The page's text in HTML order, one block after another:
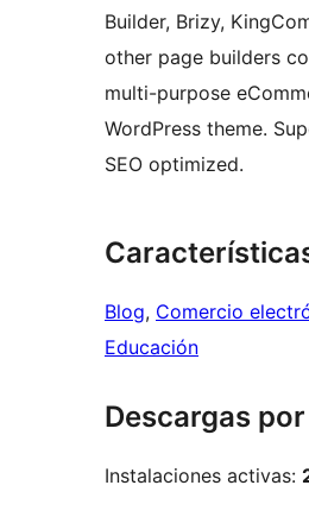
Builder, Brizy,
other page builders
multi-purpose
WordPress theme.
SEO optimized.
Blog, Comercio
Educación
Descargas
Instalaciones activas: